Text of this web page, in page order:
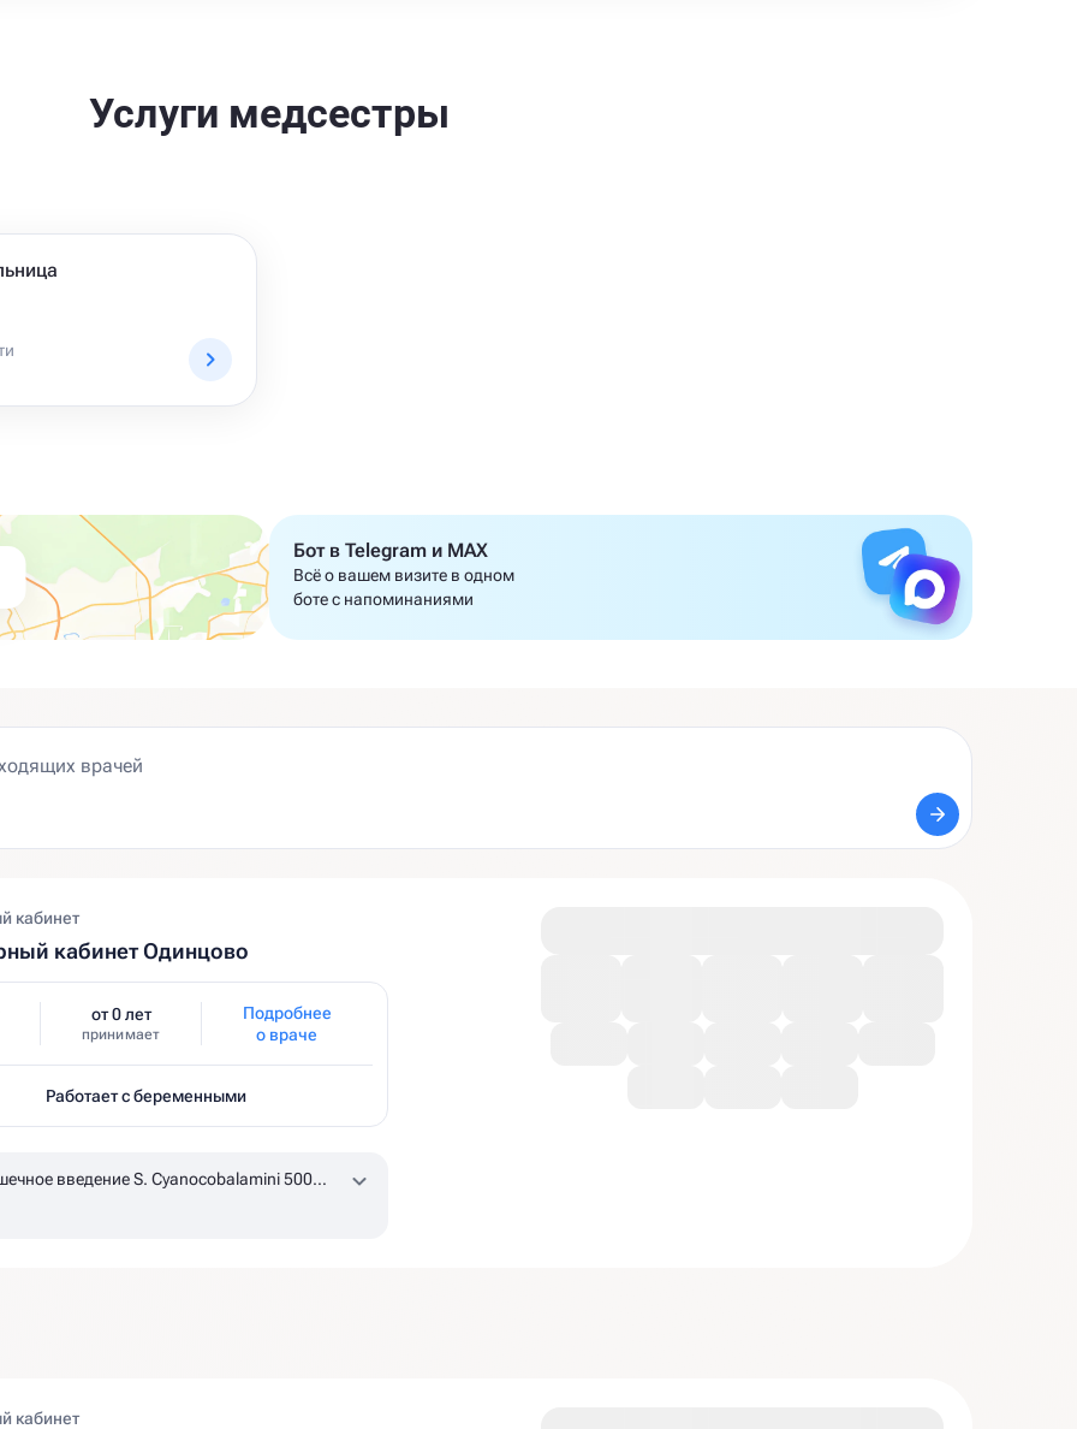
Услуги медсестры
Бот в Telegram и MAX
Всё о вашем визите в одном
боте с напоминаниями
кабинет
кабинет Одинцово
от 0 лет
принимает
Подробнее
о враче
Работает с беременными
введение S. Cyanocobalamini 500
кабинет